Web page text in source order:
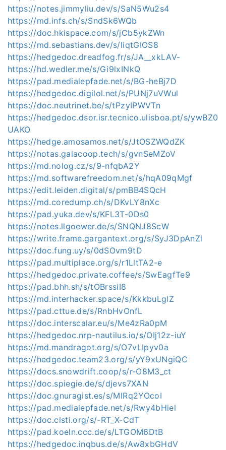
https://notes.jimmyliu.dev/s/SaN5Wu2s4
https://md.infs.ch/s/SndSk6WQb
https://doc.hkispace.com/s/jCb5ykZWn
https://md.sebastians.dev/s/liqtGIOS8
https://hedgedoc.dreadfog.fr/s/JA__xkLAV-
https://hd.wedler.me/s/Gi9lxINkQ
https://pad.medialepfade.net/s/BG-heBj7D
https://hedgedoc.digilol.net/s/PUNj7uVWul
https://doc.neutrinet.be/s/tPzyIPWVTn
https://hedgedoc.dsor.isr.tecnico.ulisboa.pt/s/ywBZ0
UAKO
https://hedge.amosamos.net/s/JtOSZWQdZK
https://notas.gaiacoop.tech/s/gvnSeMZoV
https://md.nolog.cz/s/9-nfqbA2Y
https://md.softwarefreedom.net/s/hqA09qMgf
https://edit.leiden.digital/s/pmBB4SQcH
https://md.coredump.ch/s/DKvLY8nXc
https://pad.yuka.dev/s/KFL3T-0Ds0
https://notes.llgoewer.de/s/SNQNJ8ScW
https://write.frame.gargantext.org/s/SyJ3DpAnZl
https://doc.fung.uy/s/0dSOvm9tD
https://pad.multiplace.org/s/r1LltTA2-e
https://hedgedoc.private.coffee/s/SwEagfTe9
https://pad.bhh.sh/s/tOBrssiI8
https://md.interhacker.space/s/KkkbuLglZ
https://pad.cttue.de/s/RnbHvOnfL
https://doc.interscalar.eu/s/Me4zRa0pM
https://hedgedoc.nrp-nautilus.io/s/OIj12z-iuY
https://md.mandragot.org/s/O7vLIpyv0a
https://hedgedoc.team23.org/s/yY9xUNgiQC
https://docs.snowdrift.coop/s/r-O8M3_ct
https://doc.spiegie.de/s/djevs7XAN
https://doc.gnuragist.es/s/MIRq2YOcoI
https://pad.medialepfade.net/s/Rwy4bHiel
https://doc.cisti.org/s/-RT_X-CdT
https://pad.koeln.ccc.de/s/LTGOM6DtB
https://hedgedoc.inqbus.de/s/Aw8xbGHdV